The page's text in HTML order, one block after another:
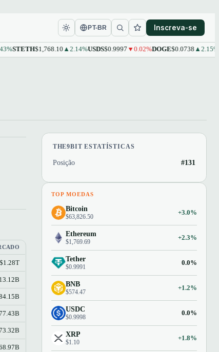
PT-BR Inscreva-se
STETH$1,768.10▲2.14%USDS$0.9997▼0.02%DOGE$0.0738▲2.15%
$1.28T
THE9BIT ESTATÍSTICAS
Posição #131
TOP MOEDAS
Bitcoin
$63,826.50
+3.0%
Ethereum
$1,769.69
+2.3%
Tether
$0.9991
0.0%
BNB
$574.47
+1.2%
USDC
$0.9998
0.0%
XRP
$1.10
+1.8%